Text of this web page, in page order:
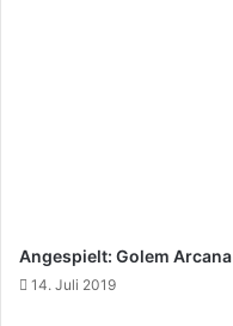
Angespielt: Golem Arcana
14. Juli 2019